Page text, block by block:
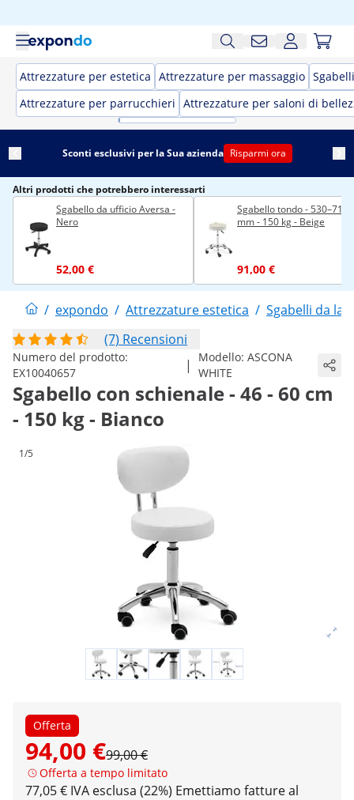
Attrezzature per estetica Attrezzature per massaggio
Attrezzature per parrucchieri Attrezzature per saloni di
Sconti esclusivi per la Sua azienda Risparmi ora
Altri prodotti che potrebbero interessarti
Sgabello da ufficio Aversa -
Nero
52,00 €
Sgabello tondo - 530–710
mm - 150 kg - Beige
91,00 €
/ expondo / Attrezzature estetica / Sgabelli da
(7) Recensioni
Numero del prodotto:
EX10040657
| Modello: ASCONA
WHITE
Sgabello con schienale - 46 - 60 cm
- 150 kg - Bianco
1/5
Offerta
94,00 €99,00 €
Offerta a tempo limitato
77,05 € IVA esclusa (22%) Emettiamo fatture al